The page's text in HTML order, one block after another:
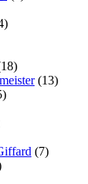
(13)
(7)